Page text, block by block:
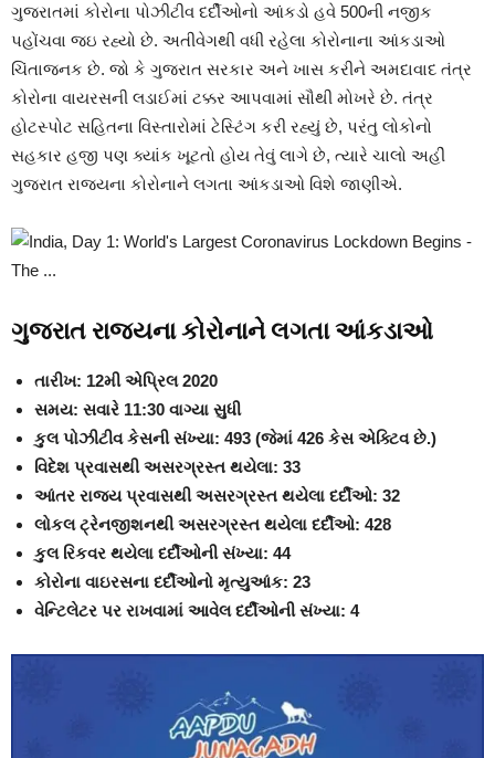
ગુજરાતમાં કોરોના પોઝીટીવ દર્દીઓનો આંકડો હવે 500ની નજીક
પહોંચવા જઇ રહ્યો છે. અતીવેગથી વધી રહેલા કોરોનાના આંકડાઓ
ચિંતાજનક છે. જો કે ગુજરાત સરકાર અને ખાસ કરીને અમદાવાદ તંત્ર
કોરોના વાયરસની લડાઈમાં ટક્કર આપવામાં સૌથી મોખરે છે. તંત્ર
હોટસ્પોટ સહિતના વિસ્તારોમાં ટેસ્ટિંગ કરી રહ્યું છે, પરંતુ લોકોનો
સહકાર હજી પણ ક્યાંક ખૂટતો હોય તેવું લાગે છે, ત્યારે ચાલો અહીં
ગુજરાત રાજ્યના કોરોનાને લગતા આંકડાઓ વિશે જાણીએ.
ગુજરાત રાજ્યના કોરોનાને લગતા આંકડાઓ
તારીખ: 12મી એપ્રિલ 2020
સમય: સવારે 11:30 વાગ્યા સુધી
કુલ પોઝીટીવ કેસની સંખ્યા: 493 (જેમાં 426 કેસ એક્ટિવ છે.)
વિદેશ પ્રવાસથી અસરગ્રસ્ત થયેલા: 33
આંતર રાજ્ય પ્રવાસથી અસરગ્રસ્ત થયેલા દર્દીઓ: 32
લોકલ ટ્રેનજીશનથી અસરગ્રસ્ત થયેલા દર્દીઓ: 428
કુલ રિકવર થયેલા દર્દીઓની સંખ્યા: 44
કોરોના વાઇરસના દર્દીઓનો મૃત્યુઆંક: 23
વેન્ટિલેટર પર રાખવામાં આવેલ દર્દીઓની સંખ્યા: 4